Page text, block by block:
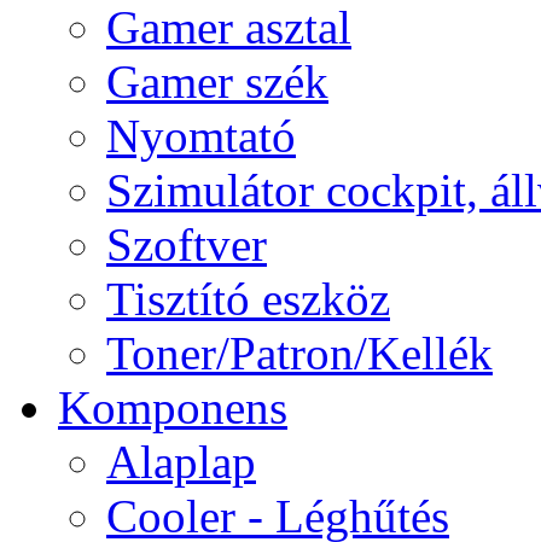
Gamer asztal
Gamer szék
Nyomtató
Szimulátor cockpit,
Szoftver
Tisztító eszköz
Toner/Patron/Kellék
Komponens
Alaplap
Cooler - Léghűtés